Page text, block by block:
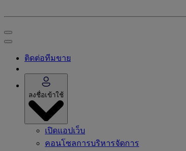
ติดต่อทีมขาย
ลงชื่อเข้าใช้
เปิดแอปเว็บ
คอนโซลการบริหารจัดการ